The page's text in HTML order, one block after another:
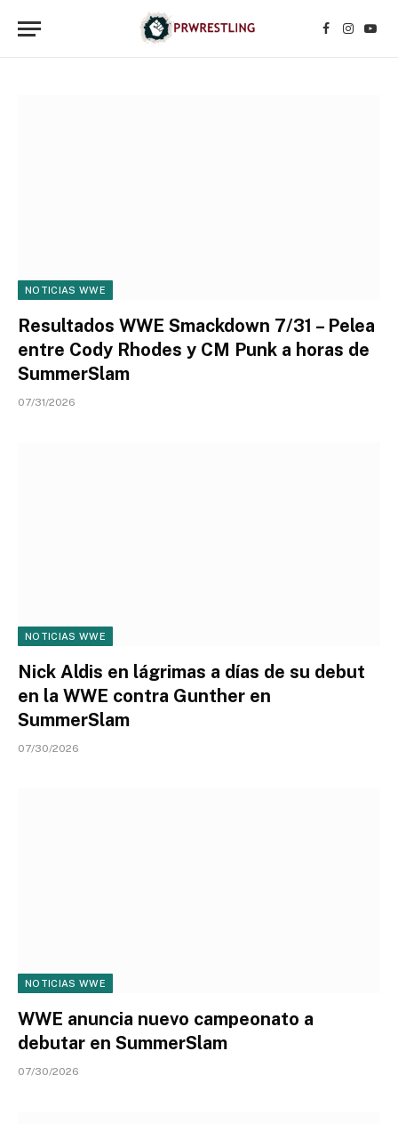
Facebook
NOTICIAS WWE
Resultados WWE Smackdown 7/31 – Pelea
entre Cody Rhodes y CM Punk a horas de
SummerSlam
07/31/2026
NOTICIAS WWE
Nick Aldis en lágrimas a días de su debut
en la WWE contra Gunther en
SummerSlam
07/30/2026
NOTICIAS WWE
WWE anuncia nuevo campeonato a
debutar en SummerSlam
07/30/2026